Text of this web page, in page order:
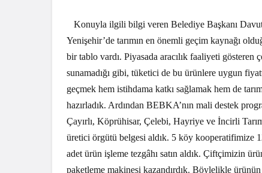
Konuyla ilgili bilgi veren Belediye Başkanı
Yenişehir’de tarımın en önemli geçim kaynağı
bir tablo vardı. Piyasada aracılık faaliyeti
sunamadığı gibi, tüketici de bu ürünlere uygun
geçmek hem istihdama katkı sağlamak hem de
hazırladık. Ardından BEBKA’nın mali destek
Çayırlı, Köprühisar, Çelebi, Hayriye ve İncirli
üretici örgütü belgesi aldık. 5 köy kooperatifimize
adet ürün işleme tezgâhı satın aldık. Çiftçimizin
paketleme makinesi kazandırdık. Böylelikle